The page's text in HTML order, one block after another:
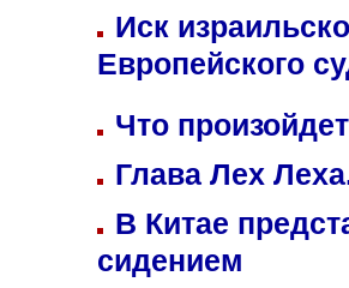
Иск
Европейского
Что
Глава Лех
В Китае
сидением